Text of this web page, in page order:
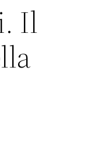
Il